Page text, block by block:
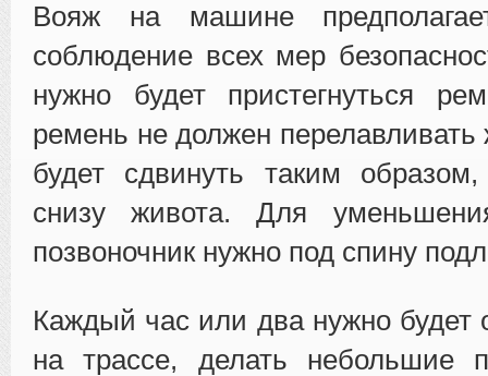
Вояж на машине
соблюдение всех мер
нужно будет пристегнуться
ремень не должен перелавливать
будет сдвинуть таким
снизу живота. Для
позвоночник нужно под спину
Каждый час или два нужно будет
на трассе, делать небольшие